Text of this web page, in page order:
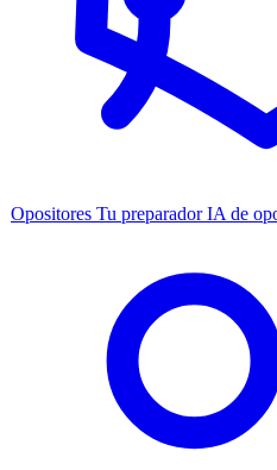
Opositores Tu preparador IA de